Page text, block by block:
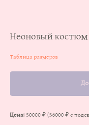
Неоновый костюм
Таблица размеров
Цена: 50000 ₽ (56000 ₽ с